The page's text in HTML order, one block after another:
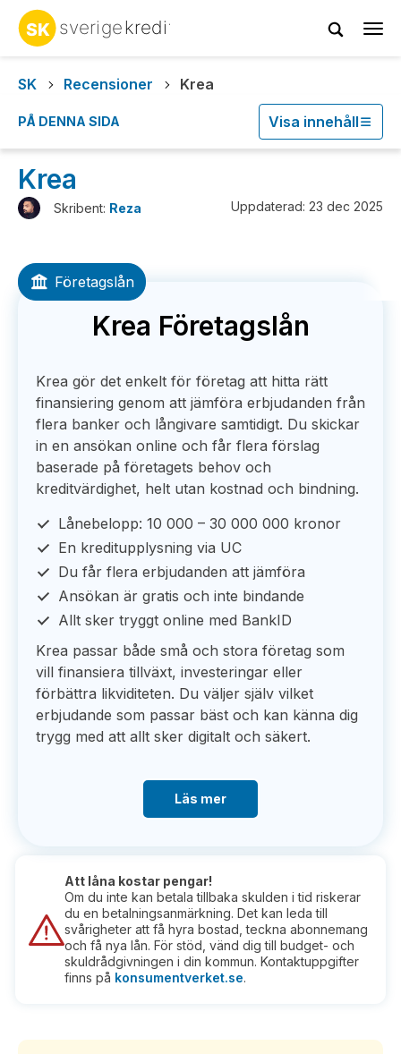
SK
Recensioner Krea
PÅ DENNA SIDA Visa innehåll
Krea
Skribent: Reza Uppdaterad: 23 dec 2025
Företagslån
Krea Företagslån
Krea gör det enkelt för företag att hitta rätt
finansiering genom att jämföra erbjudanden från
flera banker och långivare samtidigt. Du skickar
in en ansökan online och får flera förslag
baserade på företagets behov och
kreditvärdighet, helt utan kostnad och bindning.
Lånebelopp: 10 000 – 30 000 000 kronor
En kreditupplysning via UC
Du får flera erbjudanden att jämföra
Ansökan är gratis och inte bindande
Allt sker tryggt online med BankID
Krea passar både små och stora företag som
vill finansiera tillväxt, investeringar eller
förbättra likviditeten. Du väljer själv vilket
erbjudande som passar bäst och kan känna dig
trygg med att allt sker digitalt och säkert.
Läs mer
Att låna kostar pengar!
Om du inte kan betala tillbaka skulden i tid riskerar
du en betalningsanmärkning. Det kan leda till
svårigheter att få hyra bostad, teckna abonnemang
och få nya lån. För stöd, vänd dig till budget- och
skuldrådgivningen i din kommun. Kontaktuppgifter
finns på konsumentverket.se.